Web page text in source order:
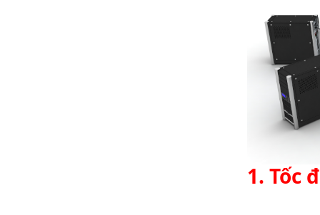
1. Tốc